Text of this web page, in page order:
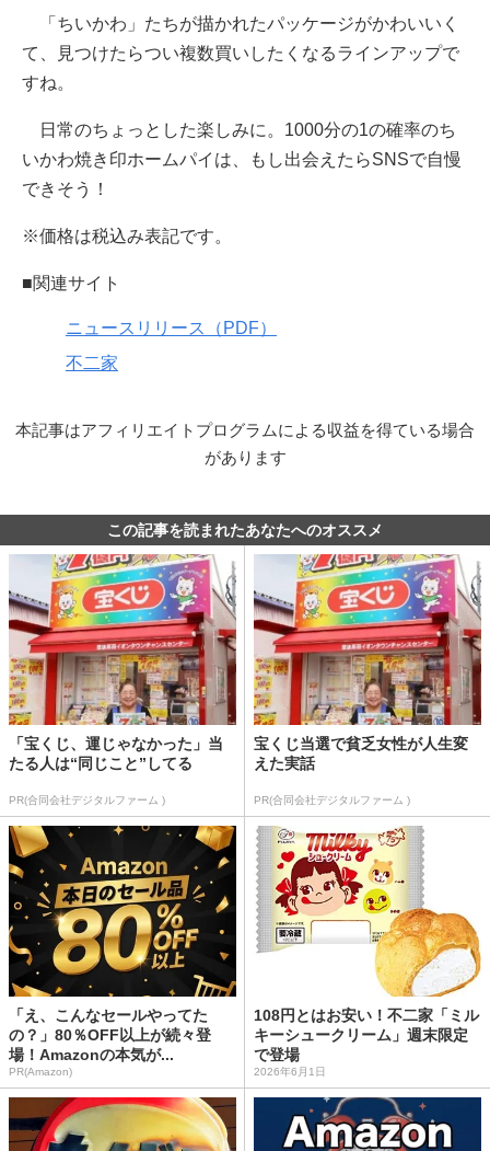
「ちいかわ」たちが描かれたパッケージがかわいいく
て、見つけたらつい複数買いしたくなるラインアップで
すね。
日常のちょっとした楽しみに。1000分の1の確率のち
いかわ焼き印ホームパイは、もし出会えたらSNSで自慢
できそう！
※価格は税込み表記です。
■関連サイト
ニュースリリース（PDF）
不二家
本記事はアフィリエイトプログラムによる収益を得ている場合
があります
この記事を読まれたあなたへのオススメ
「宝くじ、運じゃなかった」当
たる人は“同じこと”してる
PR(合同会社デジタルファーム )
宝くじ当選で貧乏女性が人生変
えた実話
PR(合同会社デジタルファーム )
「え、こんなセールやってた
の？」80％OFF以上が続々登
場！Amazonの本気が...
PR(Amazon)
108円とはお安い！不二家「ミル
キーシュークリーム」週末限定
で登場
2026年6月1日